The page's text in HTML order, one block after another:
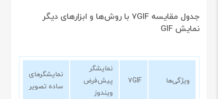
جدول مقایسه 7GIF با روش‌ها و ابزارهای دیگر
نمایش GIF
ویژگی‌ها 7GIF
نمایشگر
پیش‌فرض
ویندوز
نمایشگرهای
ساده تصویر